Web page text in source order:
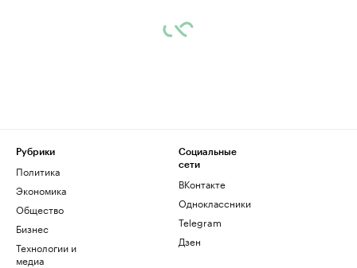
Рубрики
Политика
Экономика
Общество
Бизнес
Технологии и
медиа
Социальные
сети
ВКонтакте
Одноклассники
Telegram
Дзен